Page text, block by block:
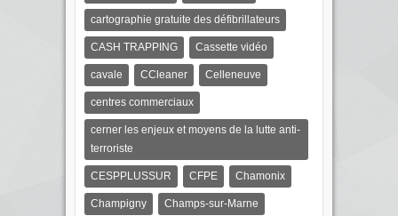
cartographie gratuite des défibrillateurs
CASH TRAPPING Cassette vidéo
cavale CCleaner Celleneuve
centres commerciaux
cerner les enjeux et moyens de la lutte anti-
terroriste
CESPPLUSSUR CFPE Chamonix
Champigny Champs-sur-Marne